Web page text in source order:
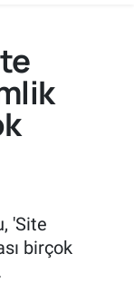
'Site
birçok